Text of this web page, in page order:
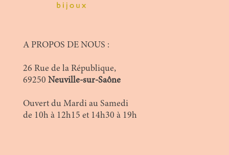
A PROPOS DE NOUS :
26 Rue de la République,
69250 Neuville-sur-Saône
Ouvert du Mardi au Samedi
de 10h à 12h15 et 14h30 à 19h